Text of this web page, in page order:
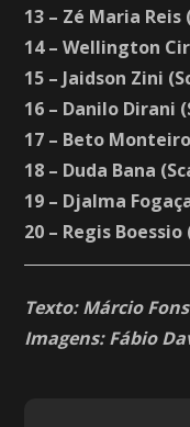
13 – Zé Maria Reis
14 – Wellington
15 – Jaidson Zini
16 – Danilo Dirani
17 – Beto
18 – Duda Bana
19 – Djalma
20 – Regis Boessio
Texto: Márcio
Imagens: Fábio